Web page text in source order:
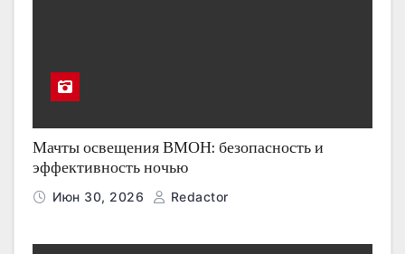
Мачты освещения ВМОН: безопасность и
эффективность ночью
Июн 30, 2026 Redactor